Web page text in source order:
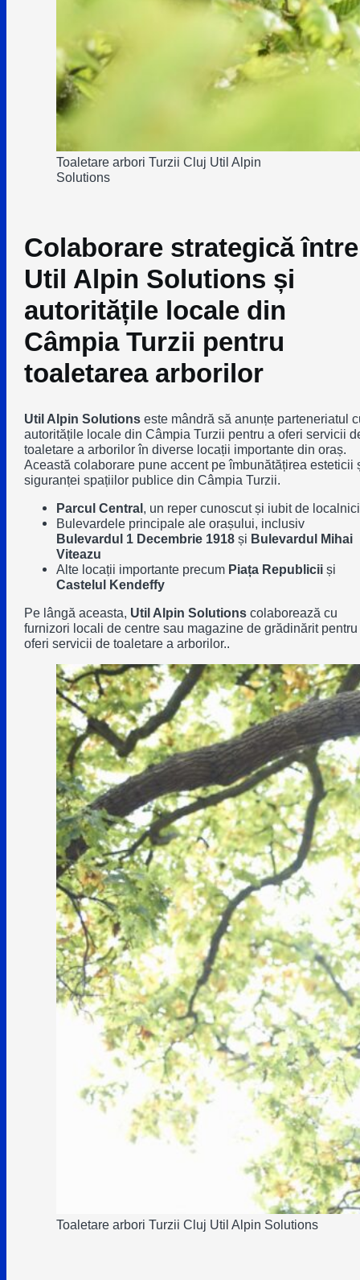
Toaletare arbori Turzii Cluj Util Alpin
Solutions
Colaborare strategică între
Util Alpin Solutions și
autoritățile locale din
Câmpia Turzii pentru
toaletarea arborilor
Util Alpin Solutionseste mândră să anunțe parteneriatul
autoritățile locale din Câmpia Turzii pentru a oferi servicii
toaletare a arborilor în diverse locații importante din oraș.
Această colaborare pune accent pe îmbunătățirea esteticii
siguranței spațiilor publice din Câmpia Turzii.
Parcul Central, un reper cunoscut și iubit de localnici
Bulevardele principale ale orașului, inclusiv
Bulevardul 1 Decembrie 1918și Bulevardul Mihai
Viteazu
Alte locații importante precum Piața Republiciiși
Castelul Kendeffy
Pe lângă aceasta, Util Alpin Solutionscolaborează cu
furnizori locali de centre sau magazine de grădinărit pentru
oferi servicii de toaletare a arborilor..
Toaletare arbori Turzii Cluj Util Alpin Solutions